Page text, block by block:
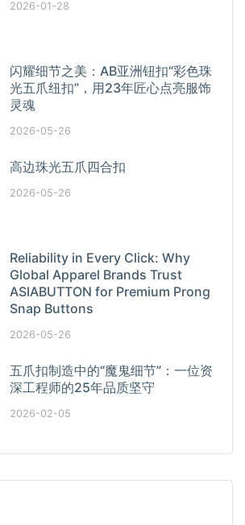
2026-01-28
闪耀细节之美：AB亚洲钮扣“彩色珠
光五爪纽扣”，用23年匠心点亮服饰
灵魂
2026-05-26
高边珠光五爪四合扣
2026-05-26
Reliability in Every Click: Why
Global Apparel Brands Trust
ASIABUTTON for Premium Prong
Snap Buttons
2026-05-26
五爪扣制造中的“魔鬼细节”：一位资
深工程师的25年品质坚守
2026-02-05